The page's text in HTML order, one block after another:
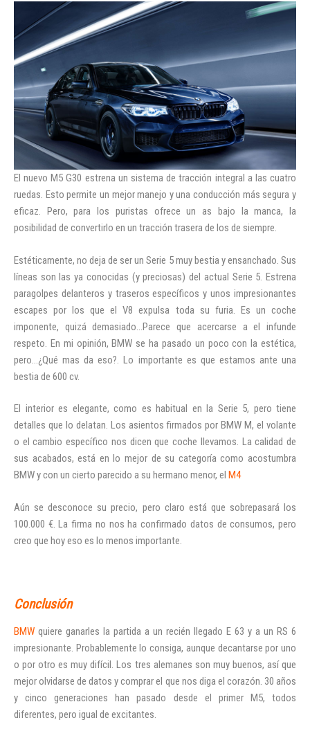
El nuevo M5 G30 estrena un sistema de tracción integral a las cuatro
ruedas. Esto permite un mejor manejo y una conducción más segura y
eficaz. Pero, para los puristas ofrece un as bajo la manca, la
posibilidad de convertirlo en un tracción trasera de los de siempre.
Estéticamente, no deja de ser un Serie 5 muy bestia y ensanchado. Sus
líneas son las ya conocidas (y preciosas) del actual Serie 5. Estrena
paragolpes delanteros y traseros específicos y unos impresionantes
escapes por los que el V8 expulsa toda su furia. Es un coche
imponente, quizá demasiado…Parece que acercarse a el infunde
respeto. En mi opinión, BMW se ha pasado un poco con la estética,
pero…¿Qué mas da eso?. Lo importante es que estamos ante una
bestia de 600 cv.
El interior es elegante, como es habitual en la Serie 5, pero tiene
detalles que lo delatan. Los asientos firmados por BMW M, el volante
o el cambio específico nos dicen que coche llevamos. La calidad de
sus acabados, está en lo mejor de su categoría como acostumbra
BMW y con un cierto parecido a su hermano menor, el M4
Aún se desconoce su precio, pero claro está que sobrepasará los
100.000 €. La firma no nos ha confirmado datos de consumos, pero
creo que hoy eso es lo menos importante.
Conclusión
BMW quiere ganarles la partida a un recién llegado E 63 y a un RS 6
impresionante. Probablemente lo consiga, aunque decantarse por uno
o por otro es muy difícil. Los tres alemanes son muy buenos, así que
mejor olvidarse de datos y comprar el que nos diga el corazón. 30 años
y cinco generaciones han pasado desde el primer M5, todos
diferentes, pero igual de excitantes.